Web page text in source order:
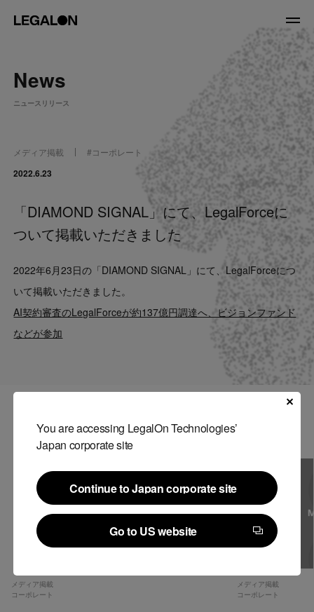
About
役員紹介
Service
News
LegalOn Now
Contact
You are accessing LegalOn Technologies’
Japan corporate site
Continue to Japan corporate site
Continue to Japan corporate site
Go to US website
Go to US website
News
ニュースリリース
メディア掲載 #コーポレート
2022.6.23
「DIAMOND SIGNAL」にて、LegalForceに
ついて掲載いただきました
2022年6月23日の「DIAMOND SIGNAL」にて、LegalForceにつ
いて掲載いただきました。
AI契約審査のLegalForceが約137億円調達へ、ビジョンファンド
などが参加
関連記事
メディア掲載
コーポレート
メディア掲載
コーポレート